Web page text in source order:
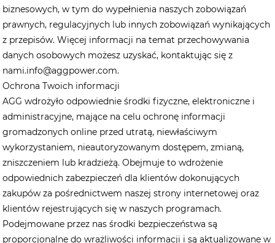
biznesowych, w tym do wypełnienia naszych zobowiązań
prawnych, regulacyjnych lub innych zobowiązań wynikających
z przepisów. Więcej informacji na temat przechowywania
danych osobowych możesz uzyskać, kontaktując się z
nami.info@aggpower.com.
Ochrona Twoich informacji
AGG wdrożyło odpowiednie środki fizyczne, elektroniczne i
administracyjne, mające na celu ochronę informacji
gromadzonych online przed utratą, niewłaściwym
wykorzystaniem, nieautoryzowanym dostępem, zmianą,
zniszczeniem lub kradzieżą. Obejmuje to wdrożenie
odpowiednich zabezpieczeń dla klientów dokonujących
zakupów za pośrednictwem naszej strony internetowej oraz
klientów rejestrujących się w naszych programach.
Podejmowane przez nas środki bezpieczeństwa są
proporcjonalne do wrażliwości informacji i są aktualizowane w